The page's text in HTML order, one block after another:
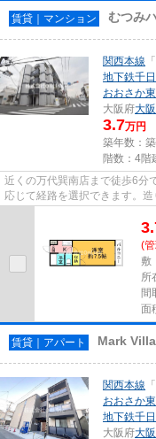
賃貸｜マンション むつみ
関西本線 「
地下鉄千
おおさか
大阪府大
3.7万円
築年数：
階数：4階
近くの万代巽南店まで徒歩6分
応じて経路を選択できます。
できるマンションです。利便...
(
敷
所
間
面
賃貸｜アパート Mark
関西本線 「
おおさか
地下鉄千
大阪府大